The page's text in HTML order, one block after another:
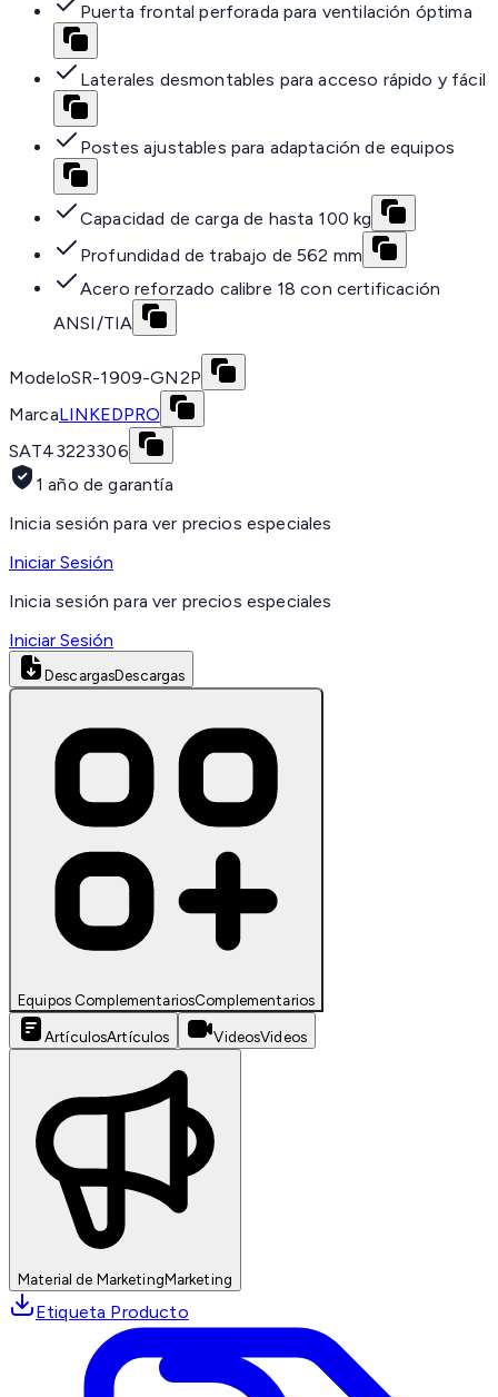
Puerta frontal perforada para ventilación óptima
Laterales desmontables para acceso rápido y fácil
Postes ajustables para adaptación de equipos
Capacidad de carga de hasta 100 kg
Profundidad de trabajo de 562 mm
Acero reforzado calibre 18 con certificación
ANSI/TIA
ModeloSR-1909-GN2P
MarcaLINKEDPRO
SAT43223306
1 año de garantía
Inicia sesión para ver precios especiales
Iniciar Sesión
Inicia sesión para ver precios especiales
Iniciar Sesión
DescargasDescargas
Equipos ComplementariosComplementarios
ArtículosArtículos VideosVideos
Material de MarketingMarketing
Etiqueta Producto